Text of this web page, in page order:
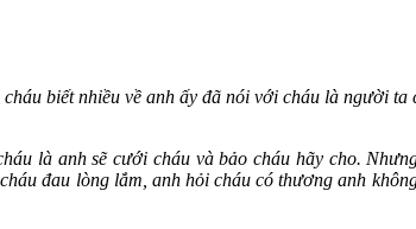
biết nhiều về anh ấy đã nói với cháu là người
là anh sẽ cưới cháu và bảo cháu hãy cho.
đau lòng lắm, anh hỏi cháu có thương anh